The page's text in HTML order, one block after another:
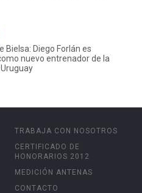
Bielsa: Diego Forlán es
nuevo entrenador de la
TRABAJA CON NOSOTROS
CERTIFICADO DE
HONORARIOS 2012
MEDICIÓN ANTENAS
CONTACTO